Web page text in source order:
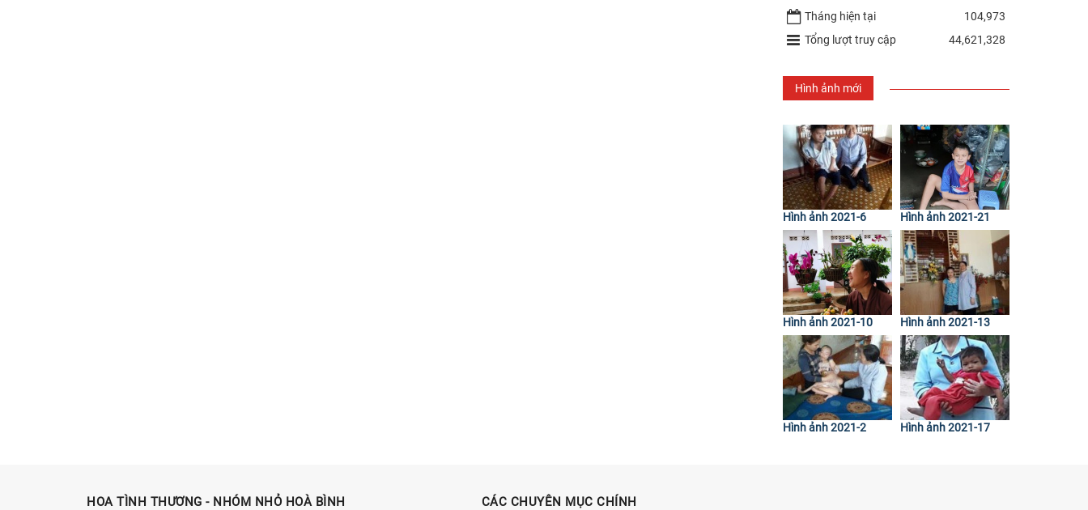
Tháng hiện tại
104,973
Tổng lượt truy cập
44,621,328
Hình ảnh mới
Hình ảnh 2021-6 Hình ảnh 2021-21
Hình ảnh 2021-10 Hình ảnh 2021-13
Hình ảnh 2021-2 Hình ảnh 2021-17
HOA TÌNH THƯƠNG - NHÓM NHỎ HOÀ BÌNH CÁC CHUYÊN MỤC CHÍNH